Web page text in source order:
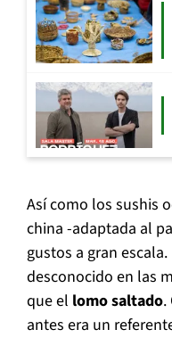
Así como los sushis
china -adaptada al
gustos a gran escala.
desconocido en las
que el lomo saltado.
antes era un